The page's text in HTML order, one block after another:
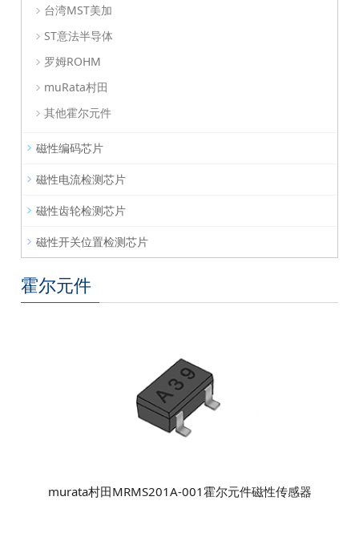
台湾MST美加
ST意法半导体
罗姆ROHM
muRata村田
其他霍尔元件
磁性编码芯片
磁性电流检测芯片
磁性齿轮检测芯片
磁性开关位置检测芯片
霍尔元件
murata村田MRMS201A-001霍尔元件磁性传感器